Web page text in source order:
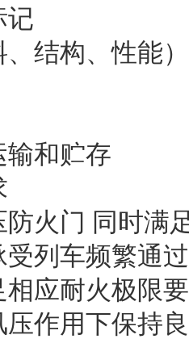
记
结构、性能）
输和贮存
火门 同时满
列车频繁通
相应耐火极限
作用下保持